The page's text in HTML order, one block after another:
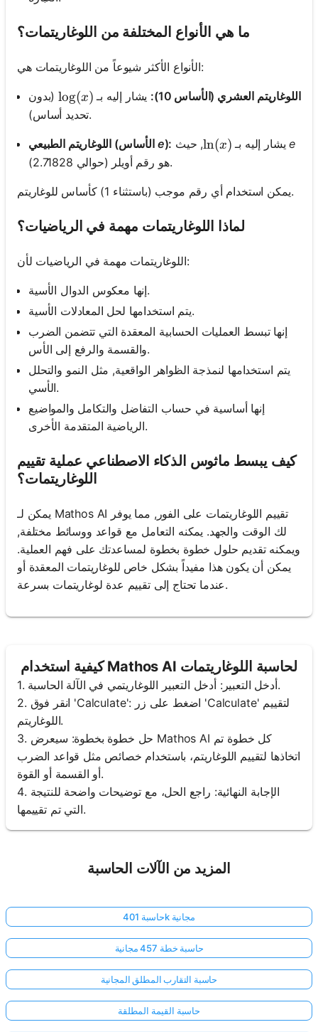
ما هي الأنواع المختلفة من اللوغاريتمات؟
الأنواع الأكثر شيوعاً من اللوغاريتمات هي:
اللوغاريتم العشري (الأساس 10): يشار إليه بـ\log(x)
log(x)
(بدون
تحديد أساس).
اللوغاريتم الطبيعي (الأساس e): يشار إليه بـ\ln(x)
ln(x) , حيثe
هو رقم أويلر (حوالي 2.71828).
يمكن استخدام أي رقم موجب (باستثناء 1) كأساس للوغاريتم.
لماذا اللوغاريتمات مهمة في الرياضيات؟
اللوغاريتمات مهمة في الرياضيات لأن:
إنها معكوس الدوال الأسية.
يتم استخدامها لحل المعادلات الأسية.
إنها تبسط العمليات الحسابية المعقدة التي تتضمن الضرب
والقسمة والرفع إلى الأس.
يتم استخدامها لنمذجة الظواهر الواقعية, مثل النمو والتحلل
الأسي.
إنها أساسية في حساب التفاضل والتكامل والمواضيع
الرياضية المتقدمة الأخرى.
كيف يبسط ماثوس الذكاء الاصطناعي عملية تقييم
اللوغاريتمات؟
يمكن لـ Mathos AI تقييم اللوغاريتمات على الفور, مما يوفر
لك الوقت والجهد. يمكنه التعامل مع قواعد ووسائط مختلفة,
ويمكنه تقديم حلول خطوة بخطوة لمساعدتك على فهم العملية.
يمكن أن يكون هذا مفيداً بشكل خاص للوغاريتمات المعقدة أو
عندما تحتاج إلى تقييم عدة لوغاريتمات بسرعة.
كيفية استخدام Mathos AI لحاسبة اللوغاريتمات
1. أدخل التعبير: أدخل التعبير اللوغاريتمي في الآلة الحاسبة.
2. انقر فوق 'Calculate': اضغط على زر 'Calculate' لتقييم
اللوغاريتم.
3. حل خطوة بخطوة: سيعرض Mathos AI كل خطوة تم
اتخاذها لتقييم اللوغاريتم، باستخدام خصائص مثل قواعد الضرب
أو القسمة أو القوة.
4. الإجابة النهائية: راجع الحل، مع توضيحات واضحة للنتيجة
التي تم تقييمها.
المزيد من الآلات الحاسبة
حاسبة 401k مجانية
حاسبة خطة 457 مجانية
حاسبة التقارب المطلق المجانية
حاسبة القيمة المطلقة